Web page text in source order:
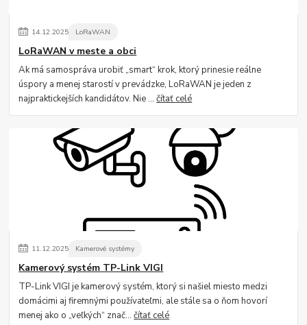
14.12.2025 LoRaWAN
LoRaWAN v meste a obci
Ak má samospráva urobiť „smart“ krok, ktorý prinesie reálne
úspory a menej starostí v prevádzke, LoRaWAN je jeden z
najpraktickejších kandidátov. Nie ...čítať celé
11.12.2025 Kamerové systémy
Kamerový systém TP-Link VIGI
TP-Link VIGI je kamerový systém, ktorý si našiel miesto medzi
domácimi aj firemnými používateľmi, ale stále sa o ňom hovorí
menej ako o „veľkých“ znač...čítať celé